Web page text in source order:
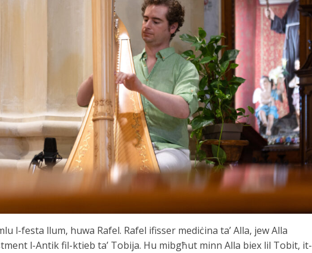
l-festa llum, huwa Rafel. Rafel ifisser mediċina ta’ Alla, jew Alla
l-Antik fil-ktieb ta’ Tobija. Hu mibgħut minn Alla biex lil Tobit, it-